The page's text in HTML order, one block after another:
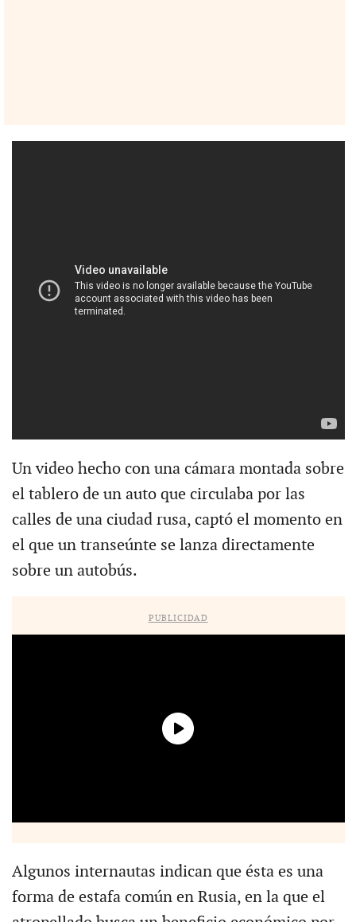
Un video hecho con una cámara montada sobre
el tablero de un auto que circulaba por las
calles de una ciudad rusa, captó el momento en
el que un transeúnte se lanza directamente
sobre un autobús.
PUBLICIDAD
Algunos internautas indican que ésta es una
forma de estafa común en Rusia, en la que el